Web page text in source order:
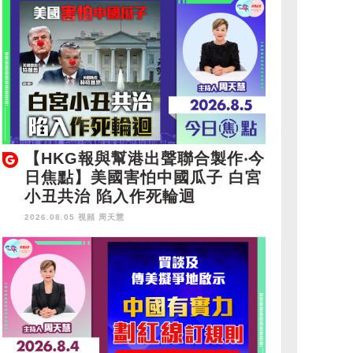
【HKG報與幫港出聲聯合製作‧今
日焦點】美國害怕中國瓜子 白宮
小丑共治 陷入作死輪迴
2026.08.05 視頻 周天慧